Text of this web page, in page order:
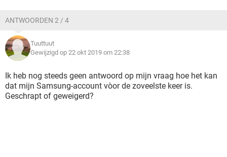
ANTWOORDEN 2 / 4
Tuuttuut
Gewijzigd op 22 okt 2019 om 22:38
Ik heb nog steeds geen antwoord op mijn vraag hoe het kan
dat mijn Samsung-account vòor de zoveelste keer is.
Geschrapt of geweigerd?